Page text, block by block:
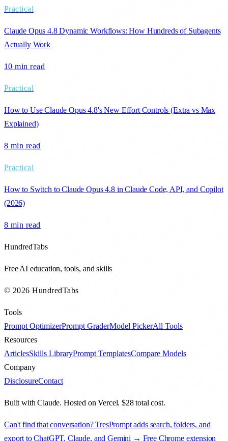
Practical
Claude Opus 4.8 Dynamic Workflows: How Hundreds of Subagents
Actually Work
10 min read
Practical
How to Use Claude Opus 4.8's New Effort Controls (Extra vs Max
Explained)
8 min read
Practical
How to Switch to Claude Opus 4.8 in Claude Code, API, and Copilot
(2026)
8 min read
HundredTabs
Free AI education, tools, and skills
© 2026 HundredTabs
Tools
Prompt OptimizerPrompt GraderModel PickerAll Tools
Resources
ArticlesSkills LibraryPrompt TemplatesCompare Models
Company
DisclosureContact
Built with Claude. Hosted on Vercel. $28 total cost.
Can't find that conversation? TresPrompt adds search, folders, and
export to ChatGPT, Claude, and Gemini → Free Chrome extension